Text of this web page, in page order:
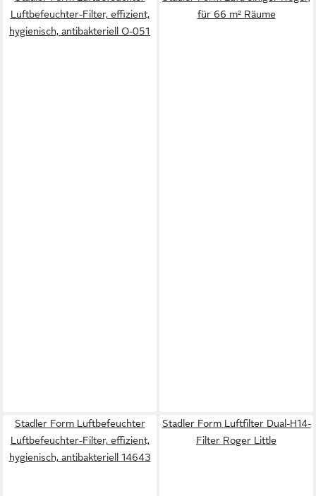
Luftbefeuchter-Filter, effizient,
hygienisch, antibakteriell O-051
für 66 m² Räume
Stadler Form Luftbefeuchter
Luftbefeuchter-Filter, effizient,
hygienisch, antibakteriell 14643
Stadler Form Luftfilter Dual-H14-
Filter Roger Little